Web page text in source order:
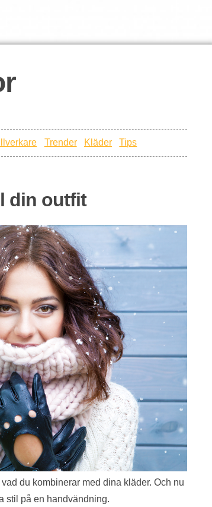
Trender Kläder Tips
din outfit
du kombinerar med dina kläder. Och nu
stil på en handvändning.